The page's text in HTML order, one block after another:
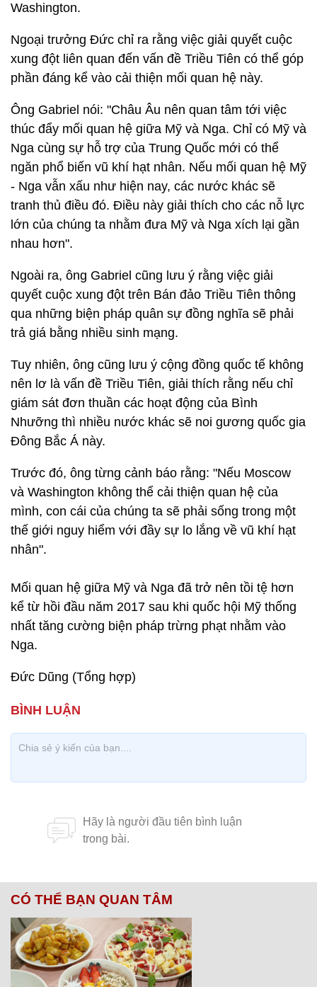
Washington.
Ngoại trưởng Đức chỉ ra rằng việc giải quyết cuộc
xung đột liên quan đến vấn đề Triều Tiên có thể góp
phần đáng kể vào cải thiện mối quan hệ này.
Ông Gabriel nói: "Châu Âu nên quan tâm tới việc
thúc đẩy mối quan hệ giữa Mỹ và Nga. Chỉ có Mỹ và
Nga cùng sự hỗ trợ của Trung Quốc mới có thể
ngăn phổ biến vũ khí hạt nhân. Nếu mối quan hệ Mỹ
- Nga vẫn xấu như hiện nay, các nước khác sẽ
tranh thủ điều đó. Điều này giải thích cho các nỗ lực
lớn của chúng ta nhằm đưa Mỹ và Nga xích lại gần
nhau hơn".
Ngoài ra, ông Gabriel cũng lưu ý rằng việc giải
quyết cuộc xung đột trên Bán đảo Triều Tiên thông
qua những biện pháp quân sự đồng nghĩa sẽ phải
trả giá bằng nhiều sinh mạng.
Tuy nhiên, ông cũng lưu ý cộng đồng quốc tế không
nên lơ là vấn đề Triều Tiên, giải thích rằng nếu chỉ
giám sát đơn thuần các hoạt động của Bình
Nhưỡng thì nhiều nước khác sẽ noi gương quốc gia
Đông Bắc Á này.
Trước đó, ông từng cảnh báo rằng: "Nếu Moscow
và Washington không thể cải thiện quan hệ của
mình, con cái của chúng ta sẽ phải sống trong một
thế giới nguy hiểm với đầy sự lo lắng về vũ khí hạt
nhân".
Mối quan hệ giữa Mỹ và Nga đã trở nên tồi tệ hơn
kể từ hồi đầu năm 2017 sau khi quốc hội Mỹ thống
nhất tăng cường biện pháp trừng phạt nhằm vào
Nga.
Đức Dũng (Tổng hợp)
CÓ THỂ BẠN QUAN TÂM